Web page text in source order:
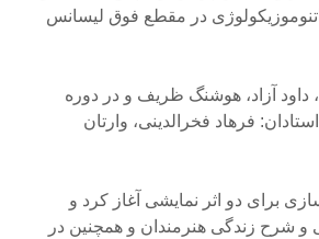
در مقطع فوق لیسانس
داود آزاد، هوشنگ ظریف و در دوره
فرهاد فخرالدینی، وارتان
خود از حدود سالهای ۱۳۶۸ با آهنگسازی برای دو اثر نمایشی آغاز کرد و
و شرح زندگی هنرمندان و همچنین در